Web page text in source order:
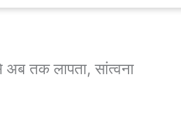
अब तक लापता, सांत्वना